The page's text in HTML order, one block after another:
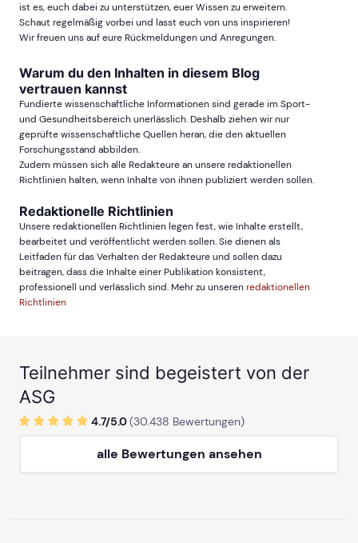
ist es, euch dabei zu unterstützen, euer Wissen zu erweitern.
Schaut regelmäßig vorbei und lasst euch von uns inspirieren!
Wir freuen uns auf eure Rückmeldungen und Anregungen.
Warum du den Inhalten in diesem Blog
vertrauen kannst
Fundierte wissenschaftliche Informationen sind gerade im Sport-
und Gesundheitsbereich unerlässlich. Deshalb ziehen wir nur
geprüfte wissenschaftliche Quellen heran, die den aktuellen
Forschungsstand abbilden.
Zudem müssen sich alle Redakteure an unsere redaktionellen
Richtlinien halten, wenn Inhalte von ihnen publiziert werden sollen.
Redaktionelle Richtlinien
Unsere redaktionellen Richtlinien legen fest, wie Inhalte erstellt,
bearbeitet und veröffentlicht werden sollen. Sie dienen als
Leitfaden für das Verhalten der Redakteure und sollen dazu
beitragen, dass die Inhalte einer Publikation konsistent,
professionell und verlässlich sind. Mehr zu unserenredaktionellen
Richtlinien
Teilnehmer sind begeistert von der
ASG
4.7/5.0(30.438 Bewertungen)
alle Bewertungen ansehen